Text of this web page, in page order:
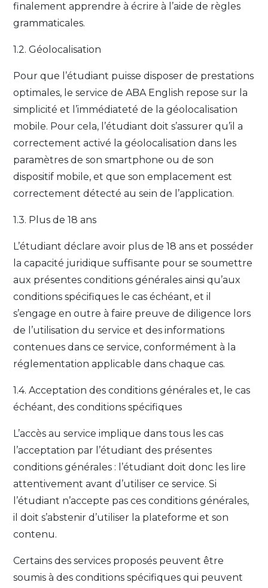
finalement apprendre à écrire à l’aide de règles
grammaticales.
1.2. Géolocalisation
Pour que l’étudiant puisse disposer de prestations
optimales, le service de ABA English repose sur la
simplicité et l’immédiateté de la géolocalisation
mobile. Pour cela, l’étudiant doit s’assurer qu’il a
correctement activé la géolocalisation dans les
paramètres de son smartphone ou de son
dispositif mobile, et que son emplacement est
correctement détecté au sein de l’application.
1.3. Plus de 18 ans
L’étudiant déclare avoir plus de 18 ans et posséder
la capacité juridique suffisante pour se soumettre
aux présentes conditions générales ainsi qu’aux
conditions spécifiques le cas échéant, et il
s’engage en outre à faire preuve de diligence lors
de l’utilisation du service et des informations
contenues dans ce service, conformément à la
réglementation applicable dans chaque cas.
1.4. Acceptation des conditions générales et, le cas
échéant, des conditions spécifiques
L’accès au service implique dans tous les cas
l’acceptation par l’étudiant des présentes
conditions générales : l’étudiant doit donc les lire
attentivement avant d’utiliser ce service. Si
l’étudiant n’accepte pas ces conditions générales,
il doit s’abstenir d’utiliser la plateforme et son
contenu.
Certains des services proposés peuvent être
soumis à des conditions spécifiques qui peuvent